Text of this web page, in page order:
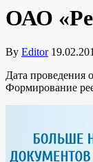
ОАО
By Editor
Дата проведения
Формирование